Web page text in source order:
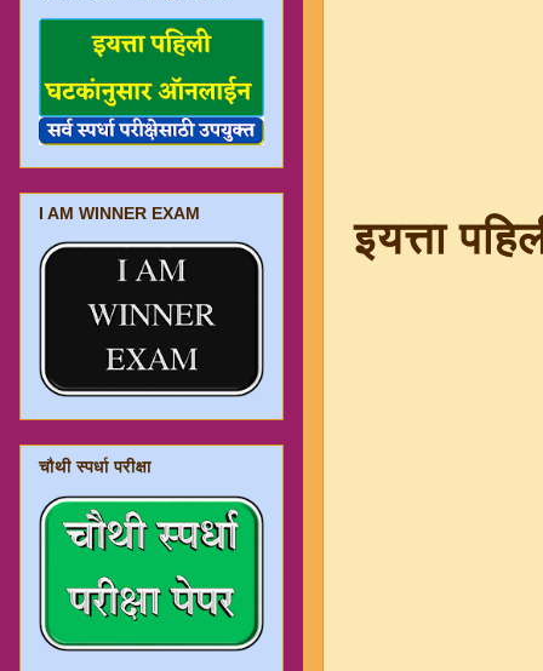
इयत्ता
I AM WINNER EXAM
चौथी स्पर्धा परीक्षा